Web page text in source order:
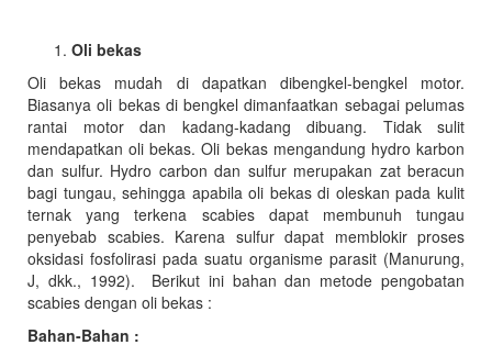
Oli bekas
Oli bekas mudah di dapatkan dibengkel-bengkel motor.
Biasanya oli bekas di bengkel dimanfaatkan sebagai pelumas
rantai motor dan kadang-kadang dibuang. Tidak sulit
mendapatkan oli bekas. Oli bekas mengandung hydro karbon
dan sulfur. Hydro carbon dan sulfur merupakan zat beracun
bagi tungau, sehingga apabila oli bekas di oleskan pada kulit
ternak yang terkena scabies dapat membunuh tungau
penyebab scabies. Karena sulfur dapat memblokir proses
oksidasi fosfolirasi pada suatu organisme parasit (Manurung,
J, dkk., 1992). Berikut ini bahan dan metode pengobatan
scabies dengan oli bekas :
Bahan-Bahan :